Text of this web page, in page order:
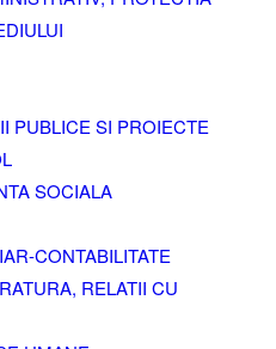
PUBLICE SI PROIECTE
SOCIALA
CONTABILITATE
RELATII CU